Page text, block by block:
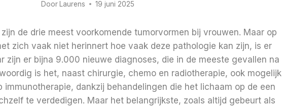
Door Laurens 19 juni 2025
de drie meest voorkomende tumorvormen bij vrouwen. Maar op
zich vaak niet herinnert hoe vaak deze pathologie kan zijn, is er
zijn er bijna 9.000 nieuwe diagnoses, die in de meeste gevallen na
is het, naast chirurgie, chemo en radiotherapie, ook mogelijk
dankzij behandelingen die het lichaam op de een
te verdedigen. Maar het belangrijkste, zoals altijd gebeurt als